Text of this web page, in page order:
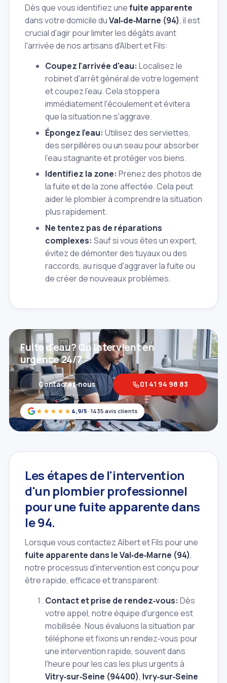
Dès que vous identifiez unefuite apparente
dans votre domicile duVal‑de‑Marne (94), il est
crucial d'agir pour limiter les dégâts avant
l'arrivée de nos artisans d'Albert et Fils:
Coupez l'arrivée d'eau: Localisez le
robinet d'arrêt général de votre logement
et coupez l'eau. Cela stoppera
immédiatement l'écoulement et évitera
que la situation ne s'aggrave.
Épongez l'eau: Utilisez des serviettes,
des serpillères ou un seau pour absorber
l'eau stagnante et protéger vos biens.
Identifiez la zone: Prenez des photos de
la fuite et de la zone affectée. Cela peut
aider le plombier à comprendre la situation
plus rapidement.
Ne tentez pas de réparations
complexes: Sauf si vous êtes un expert,
évitez de démonter des tuyaux ou des
raccords, au risque d'aggraver la fuite ou
de créer de nouveaux problèmes.
★★★★★ 4,9/5 · 1435 avis clients
Fuite d'eau? On intervient en
urgence 24/7.
Contactez‑nous 01 41 94 98 83
Les étapes de l'intervention
d'un plombier professionnel
pour une fuite apparente dans
le 94.
Lorsque vous contactez Albert et Fils pour une
fuite apparente dans le Val‑de‑Marne (94),
notre processus d'intervention est conçu pour
être rapide, efficace et transparent:
Contact et prise de rendez‑vous: Dès
votre appel, notre équipe d'urgence est
mobilisée. Nous évaluons la situation par
téléphone et fixons un rendez‑vous pour
une intervention rapide, souvent dans
l'heure pour les cas les plus urgents à
Vitry‑sur‑Seine (94400), Ivry‑sur‑Seine